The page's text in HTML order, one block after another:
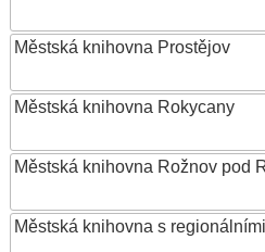
Městská knihovna Prostějov
Městská knihovna Rokycany
Městská knihovna Rožnov pod
Městská knihovna s